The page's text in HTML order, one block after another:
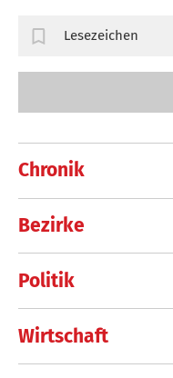
Chronik
Bezirke
Politik
Wirtschaft
Lesezeichen